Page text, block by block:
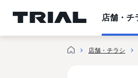
店舗・チ
店舗・チラシ